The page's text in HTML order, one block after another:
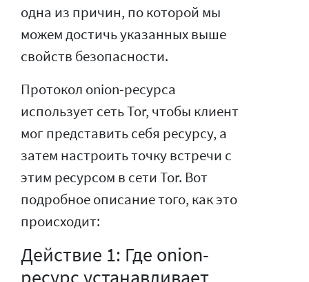
одна из причин, по которой мы
можем достичь указанных выше
свойств безопасности.
Протокол onion-ресурса
использует сеть Tor, чтобы клиент
мог представить себя ресурсу, а
затем настроить точку встречи с
этим ресурсом в сети Tor. Вот
подробное описание того, как это
происходит:
Действие 1: Где onion-
ресурс устанавливает